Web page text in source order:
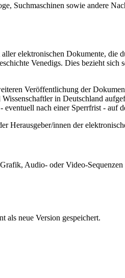
Suchmaschinen sowie andere
elektronischen Dokumente, die
Venedigs. Dies bezieht sich
Veröffentlichung der
in Deutschland
nach einer Sperrfrist - auf
Herausgeber/innen der
Audio- oder Video-
als neue Version gespeichert.